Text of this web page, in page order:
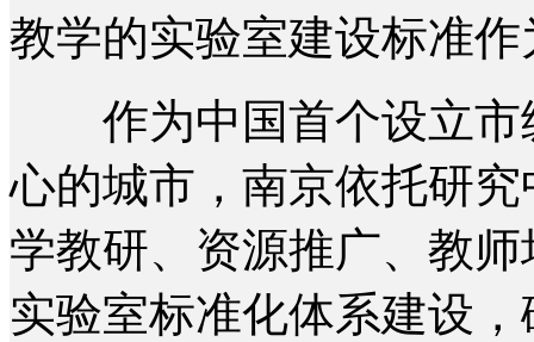
教学的实验室建设标准
作为中国首个设立市
心的城市，南京依托研
学教研、资源推广、教
实验室标准化体系建设